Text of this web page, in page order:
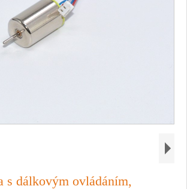
s dálkovým ovládáním,